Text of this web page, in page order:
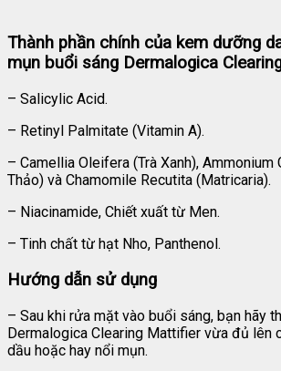
Thành phần chính của kem dưỡng
mụn buổi sáng Dermalogica
– Salicylic Acid.
– Retinyl Palmitate (Vitamin A).
– Camellia Oleifera (Trà Xanh), Ammonium
Thảo) và Chamomile Recutita (Matricaria).
– Niacinamide, Chiết xuất từ Men.
– Tinh chất từ hạt Nho, Panthenol.
Hướng dẫn sử dụng
– Sau khi rửa mặt vào buổi sáng, bạn hãy
Dermalogica Clearing Mattifier vừa đủ lên
dầu hoặc hay nổi mụn.